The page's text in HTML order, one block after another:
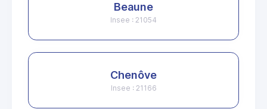
Beaune
Insee : 21054
Chenôve
Insee : 21166